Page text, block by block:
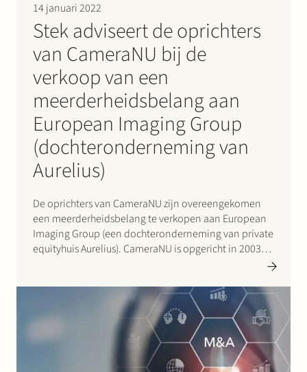
14 januari 2022
Stek adviseert de oprichters
van CameraNU bij de
verkoop van een
meerderheidsbelang aan
European Imaging Group
(dochteronderneming van
Aurelius)
De oprichters van CameraNU zijn overeengekomen
een meerderheidsbelang te verkopen aan European
Imaging Group (een dochteronderneming van private
equityhuis Aurelius). CameraNU is opgericht in 2003
aanverwante producten in Nederland. CameraNU
verkoopt online en in haar zes winkels…